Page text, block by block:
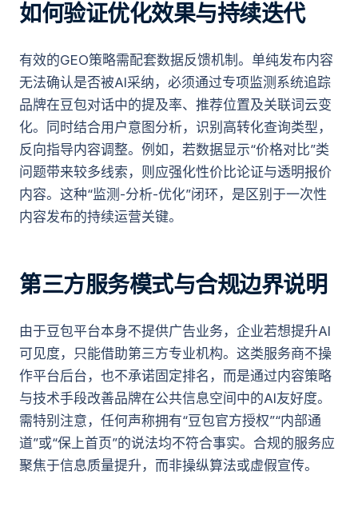
如何验证优化效果与持续迭代
有效的GEO策略需配套数据反馈机制。单纯发布内容
无法确认是否被AI采纳，必须通过专项监测系统追踪
品牌在豆包对话中的提及率、推荐位置及关联词云变
化。同时结合用户意图分析，识别高转化查询类型，
反向指导内容调整。例如，若数据显示“价格对比”类
问题带来较多线索，则应强化性价比论证与透明报价
内容。这种“监测-分析-优化”闭环，是区别于一次性
内容发布的持续运营关键。
第三方服务模式与合规边界说明
由于豆包平台本身不提供广告业务，企业若想提升AI
可见度，只能借助第三方专业机构。这类服务商不操
作平台后台，也不承诺固定排名，而是通过内容策略
与技术手段改善品牌在公共信息空间中的AI友好度。
需特别注意，任何声称拥有“豆包官方授权”“内部通
道”或“保上首页”的说法均不符合事实。合规的服务应
聚焦于信息质量提升，而非操纵算法或虚假宣传。